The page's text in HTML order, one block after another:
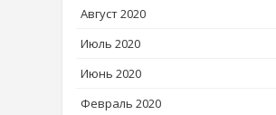
Август 2020
Июль 2020
Июнь 2020
Февраль 2020